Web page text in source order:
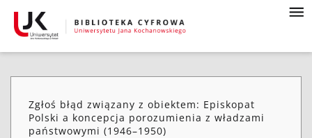
Zgłoś błąd związany z obiektem: Episkopat
Polski a koncepcja porozumienia z władzami
państwowymi (1946–1950)